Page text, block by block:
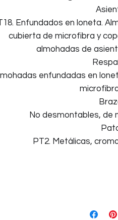
Enfundados en loneta.
cubierta de microfibra y
almohadas de
enfundadas en
No desmontables, de
PT2. Metálicas,